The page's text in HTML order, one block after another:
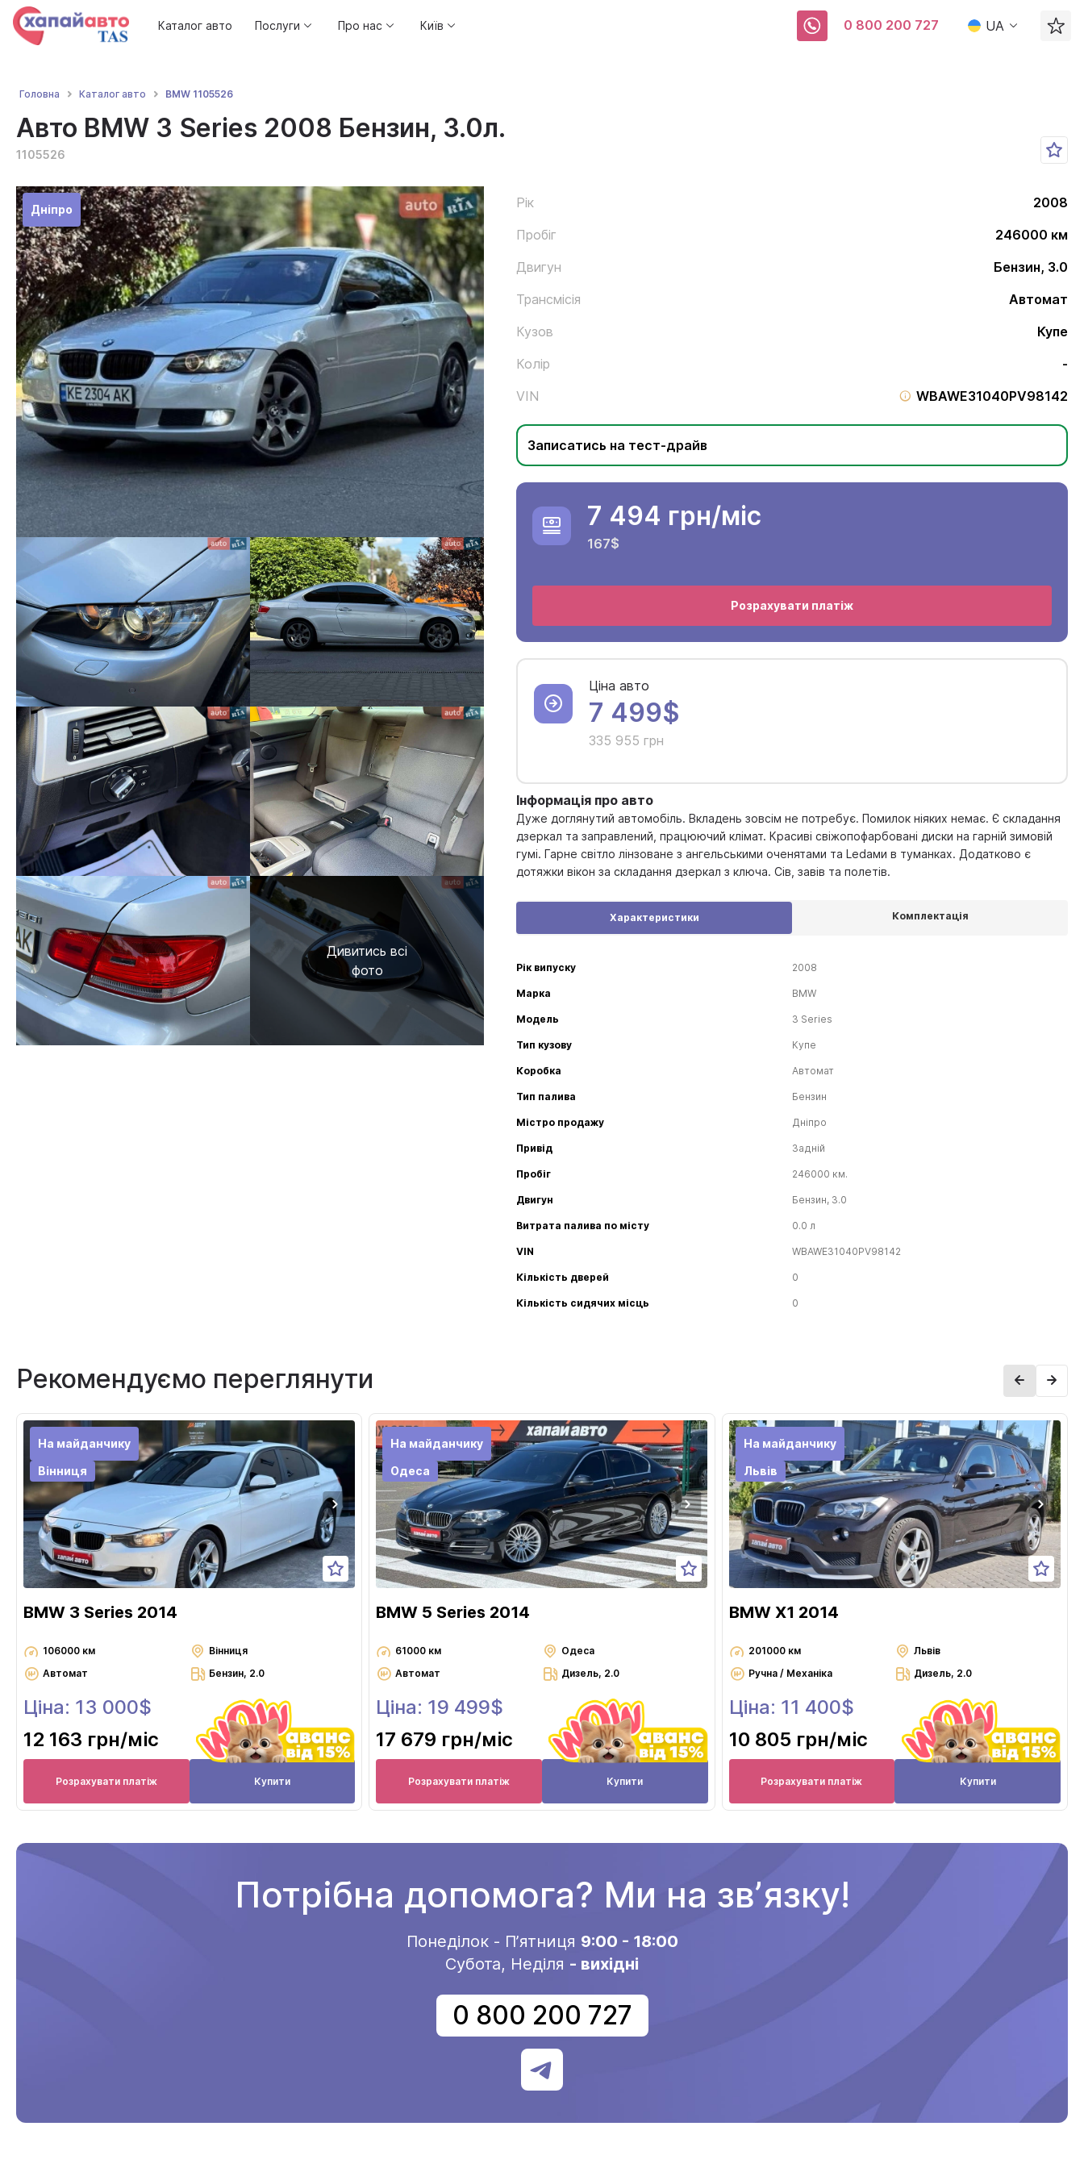
Каталог авто Послуги Про нас Київ 0 800 200 727 UA
Головна Каталог авто BMW 1105526
Авто BMW 3 Series 2008 Бензин, 3.0л.
1105526
Дніпро
Дивитись всі
фото
Рік
2008
Пробіг
246000 км
Двигун
Бензин, 3.0
Трансмісія
Автомат
Кузов
Купе
Колір
-
VIN
WBAWE31040PV98142
Записатись на тест-драйв
7 494 грн/міс
167$
Розрахувати платіж
Ціна авто
7 499$
335 955 грн
Інформація про авто
Дуже доглянутий автомобіль. Вкладень зовсім не потребує. Помилок ніяких немає. Є складання
дзеркал та заправлений, працюючий клімат. Красиві свіжопофарбовані диски на гарній зимовій
гумі. Гарне світло лінзоване з ангельськими оченятами та Ledами в туманках. Додатково є
дотяжки вікон за складання дзеркал з ключа. Сів, завів та полетів.
Характеристики Комплектація
Рік випуску 2008
Марка BMW
Модель 3 Series
Тип кузову Купе
Коробка Автомат
Тип палива Бензин
Містро продажу Дніпро
Привід Задній
Пробіг 246000 км.
Двигун Бензин, 3.0
Витрата палива по місту 0.0 л
VIN WBAWE31040PV98142
Кількість дверей 0
Кількість сидячих місць 0
Рекомендуємо переглянути
На майданчику
Вінниця
BMW 3 Series 2014
106000 км
Вінниця
Автомат
Бензин, 2.0
Ціна: 13 000$
12 163 грн/міс
Розрахувати платіж Купити
На майданчику
Одеса
BMW 5 Series 2014
61000 км
Одеса
Автомат
Дизель, 2.0
Ціна: 19 499$
17 679 грн/міс
Розрахувати платіж Купити
На майданчику
Львів
BMW X1 2014
201000 км
Львів
Ручна / Механіка
Дизель, 2.0
Ціна: 11 400$
10 805 грн/міс
Розрахувати платіж Купити
Потрібна допомога? Ми на звʼязку!
Понеділок - Пʼятниця 9:00 - 18:00
Субота, Неділя - вихідні
0 800 200 727